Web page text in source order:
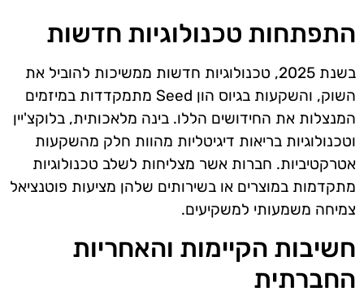
התפתחות טכנולוגיות חדשות
בשנת 2025, טכנולוגיות חדשות ממשיכות להוביל את
השוק, והשקעות בגיוס הון Seed מתמקדדות במיזמים
המנצלות את החידושים הללו. בינה מלאכותית, בלוקצ'יין
וטכנולוגיות בריאות דיגיטליות מהוות חלק מהשקעות
אטרקטיביות. חברות אשר מצליחות לשלב טכנולוגיות
מתקדמות במוצרים או בשירותים שלהן מציעות פוטנציאל
צמיחה משמעותי למשקיעים.
חשיבות הקיימות והאחריות
החברתית